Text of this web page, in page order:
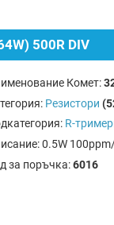
500R DIV
Комет:
Резистори
R-
0.5W
за поръчка:6016